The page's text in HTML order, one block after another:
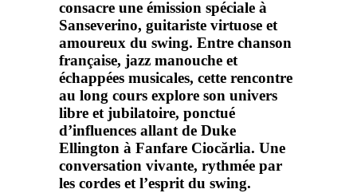
consacre une émission spéciale à
Sanseverino, guitariste virtuose et
amoureux du swing. Entre chanson
française, jazz manouche et
échappées musicales, cette rencontre
au long cours explore son univers
libre et jubilatoire, ponctué
d’influences allant de Duke
Ellington à Fanfare Ciocărlia. Une
conversation vivante, rythmée par
les cordes et l’esprit du swing.